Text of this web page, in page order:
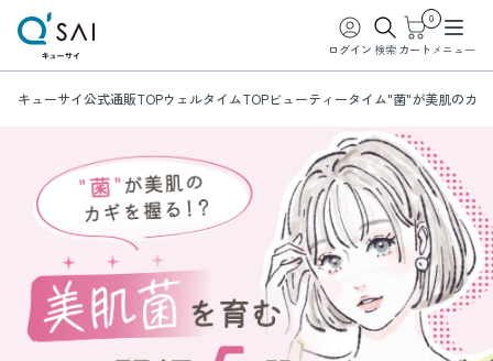
ログイン 検索
0
カート メニュー
キューサイ公式通販TOPウェルタイムTOPビューティータイム"菌"が美肌のカ